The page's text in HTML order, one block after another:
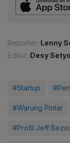
Reporter: Lenny
Editor: Desy
#Startup
#Warung Pintar
#Profil Jeff